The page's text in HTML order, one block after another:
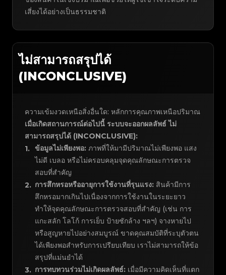
เสี่ยงได้อย่างเป็นธรรมชาติ
ไม่สามารถสรุปได้
(INCONCLUSIVE)
ความเข้มงวดเหนือสิ่งอื่นใด: หลักการคุณภาพเหนือปริมาณ
เมื่อเกิดสถานการณ์ต่อไปนี้ ระบบจะออกผลลัพธ์ ไม่
สามารถสรุปได้ (INCONCLUSIVE):
1. ข้อมูลไม่เพียงพอ: ภาพที่ให้มามีปริมาณไม่เพียงพอ แสง
ไม่ดี เบลอ หรือไม่ครอบคลุมจุดคุณลักษณะการตรวจ
สอบที่สำคัญ
2. การสึกหรอหรืออายุการใช้งานที่รุนแรง: สินค้ามีการ
สึกหรอมากเกินไปเนื่องจากการใช้งานในระยะยาว
ทำให้จุดคุณลักษณะการตรวจสอบที่สำคัญ (เช่น การ
แกะสลัก โลโก้ การเย็บ ป้ายซักล้าง ฯลฯ) จางหายไป
หรือสูญหายไปอย่างสมบูรณ์ ขาดคุณสมบัติที่ระบุตัวตน
ได้เพียงพอสำหรับการเปรียบเทียบ เราไม่สามารถให้ข้อ
สรุปที่แม่นยำได้
3. การทบทวนร่วมไม่เกิดผลลัพธ์: เมื่อมีความคิดเห็นที่แตก